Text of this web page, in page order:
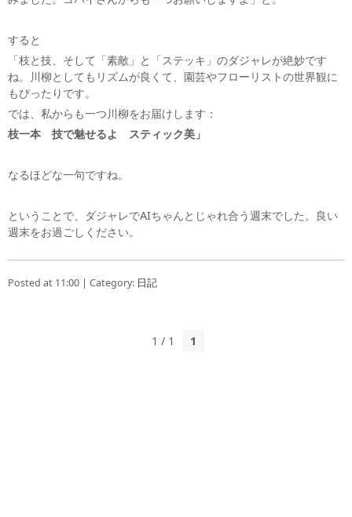
すると
「枝と技、そして「素敵」と「ステッキ」のダジャレが絶妙です
ね。川柳としてもリズムが良くて、園芸やフローリストの世界観に
もぴったりです。
では、私からも一つ川柳をお届けします：
枝一本 技で魅せるよ スティック美」
なるほどな一句ですね。
ということで、ダジャレでAIちゃんとじゃれ合う週末でした。良い
週末をお過ごしください。
Posted at 11:00 | Category: 日記
1 / 1 1